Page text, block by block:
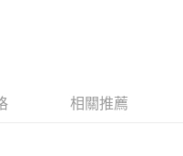
中的連結，可透過四大超商／
為交易完成。
結帳頁面顯示為準，若有關於
問，請聯繫「AFTEE先享後付
費
相關推薦